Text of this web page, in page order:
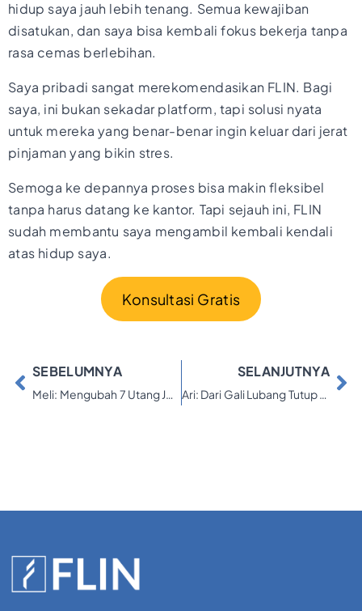
hidup saya jauh lebih tenang. Semua kewajiban
disatukan, dan saya bisa kembali fokus bekerja tanpa
rasa cemas berlebihan.
Saya pribadi sangat merekomendasikan FLIN. Bagi
saya, ini bukan sekadar platform, tapi solusi nyata
untuk mereka yang benar-benar ingin keluar dari jerat
pinjaman yang bikin stres.
Semoga ke depannya proses bisa makin fleksibel
tanpa harus datang ke kantor. Tapi sejauh ini, FLIN
sudah membantu saya mengambil kembali kendali
atas hidup saya.
Konsultasi Gratis
SEBELUMNYA
Meli: Mengubah 7 Utang Jadi Harapan Baru yang Lebih Tertata
SELANJUTNYA
Ari: Dari Gali Lubang Tutup Lubang, Menuju Keuangan yang Lebih Stabil